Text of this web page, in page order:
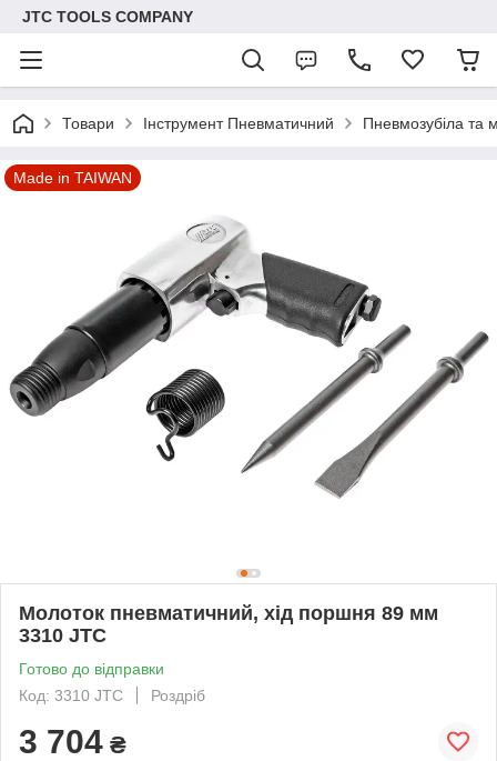
JTC TOOLS COMPANY
Товари Інструмент Пневматичний Пневмозубіла та
Made in TAIWAN
Молоток пневматичний, хід поршня 89 мм
3310 JTC
Готово до відправки
Код: 3310 JTC
Роздріб
3 704 ₴